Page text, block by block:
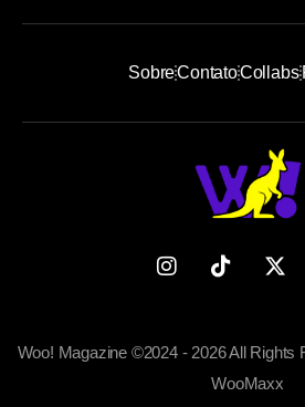
SobreContatoCollabs
Woo! Magazine ©2024 - 2026 All Rights
WooMaxx